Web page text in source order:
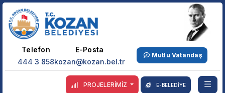
Telefon
444 3 858
E-Posta
kozan@kozan.bel.tr
Mutlu Vatandaş
PROJELERİMİZ E-BELEDİYE